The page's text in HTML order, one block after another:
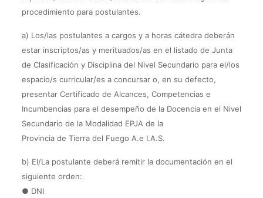
procedimiento para postulantes.
a) Los/las postulantes a cargos y a horas cátedra deberán
estar inscriptos/as y merituados/as en el listado de Junta
de Clasificación y Disciplina del Nivel Secundario para el/los
espacio/s curricular/es a concursar o, en su defecto,
presentar Certificado de Alcances, Competencias e
Incumbencias para el desempeño de la Docencia en el Nivel
Secundario de la Modalidad EPJA de la
Provincia de Tierra del Fuego A.e I.A.S.
b) El/La postulante deberá remitir la documentación en el
siguiente orden:
● DNI